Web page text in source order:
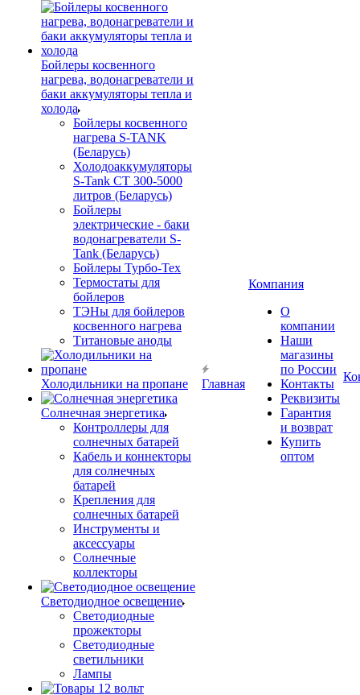
Бойлеры косвенного
нагрева, водонагреватели и
баки аккумуляторы тепла и
холода
Бойлеры косвенного
нагрева S-TANK
(Беларусь)
Холодоаккумуляторы
S-Tank СТ 300-5000
литров (Беларусь)
Бойлеры
электрические - баки
водонагреватели S-
Tank (Беларусь)
Бойлеры Турбо-Тех
Термостаты для
бойлеров
ТЭНы для бойлеров
косвенного нагрева
Титановые аноды
Холодильники на пропане
Солнечная энергетика
Контроллеры для
солнечных батарей
Кабель и коннекторы
для солнечных
батарей
Крепления для
солнечных батарей
Инструменты и
аксессуары
Солнечные
коллекторы
Светодиодное освещение
Светодиодные
прожекторы
Светодиодные
светильники
Лампы
Главная
Компания
О
компании
Наши
магазины
по России
Контакты
Реквизиты
Гарантия
и возврат
Купить
оптом